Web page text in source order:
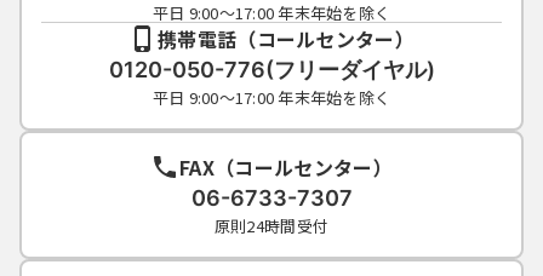
平日 9:00～17:00 年末年始を除く
携帯電話（コールセンター）
0120-050-776(フリーダイヤル)
平日 9:00～17:00 年末年始を除く
FAX（コールセンター）
06-6733-7307
原則24時間受付